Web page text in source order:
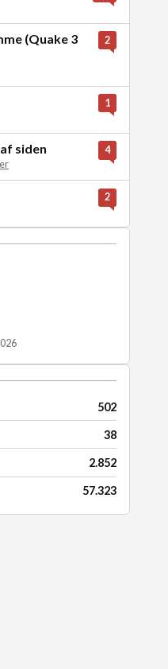
(Quake 3
2
1
siden 4
2
502
38
2.852
57.323